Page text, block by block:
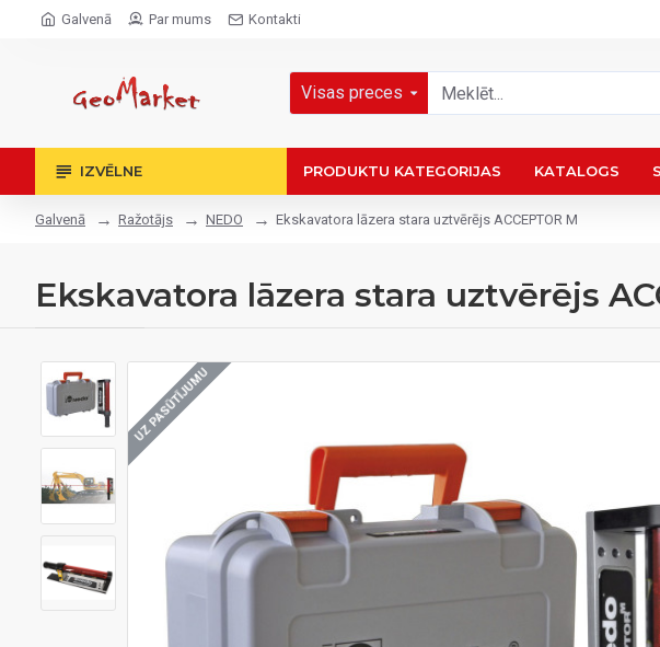
Galvenā Par mums Kontakti
Visas preces
IZVĒLNE PRODUKTU KATEGORIJAS KATALOGS
Galvenā Ražotājs NEDO Ekskavatora lāzera stara uztvērējs ACCEPTOR M
Ekskavatora lāzera stara uztvērējs
UZ PASŪTĪJUMU